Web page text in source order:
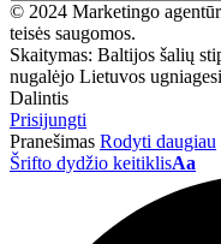
© 2024 Marketingo
teisės saugomos.
Skaitymas: Baltijos šalių
nugalėjo Lietuvos
Dalintis
Prisijungti
Pranešimas Rodyti daugiau
Šrifto dydžio keitiklisAa